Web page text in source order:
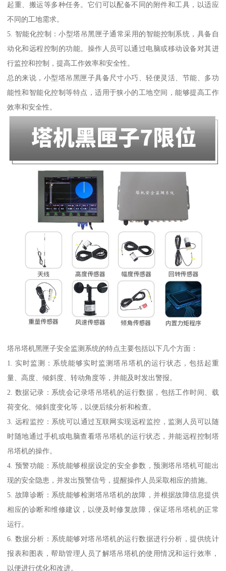
起重、搬运等多种任务。它们可以配备不同的附件和工具，以适应
不同的工地需求。
5. 智能化控制：小型塔吊黑匣子通常采用的智能控制系统，具备自
动化和远程控制的功能。操作人员可以通过电脑或移动设备对其进
行监控和控制，提高工作效率和安全性。
总的来说，小型塔吊黑匣子具备尺寸小巧、轻便灵活、节能、多功
能性和智能化控制等特点，适用于狭小的工地空间，能够提高工作
效率和安全性。
塔吊塔机黑匣子安全监测系统的特点主要包括以下几个方面：
1. 实时监测：系统能够实时监测塔吊塔机的运行状态，包括起重
量、高度、倾斜度、转动角度等，并能及时发出警报。
2. 数据记录：系统会记录塔吊塔机的运行数据，包括工作时间、载
荷变化、倾斜度变化等，以便后续分析和检查。
3. 远程监控：系统可以通过互联网实现远程监控，监测人员可以随
时随地通过手机或电脑查看塔吊塔机的运行状态，并能远程控制塔
吊塔机的操作。
4. 预警功能：系统能够根据设定的安全参数，预测塔吊塔机可能出
现的安全隐患，并发出预警信号，提醒操作人员采取相应的措施。
5. 故障诊断：系统能够检测塔吊塔机的故障，并根据故障信息提供
相应的诊断和维修建议，以便及时修复故障，保证塔吊塔机的正常
运行。
6. 数据分析：系统能够对塔吊塔机的运行数据进行分析，提供统计
报表和图表，帮助管理人员了解塔吊塔机的使用情况和运行效率，
以便进行优化和改进。